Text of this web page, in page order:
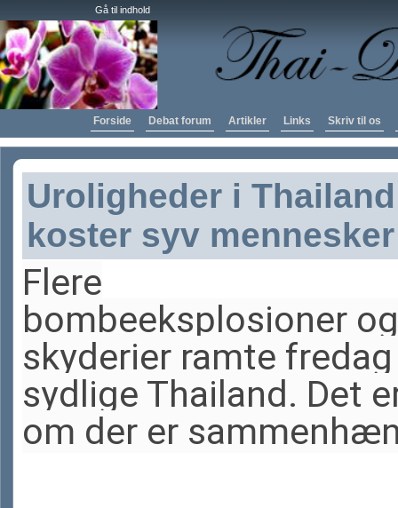
Gå til indhold
Forside Debat forum Artikler Links Skriv til os
Uroligheder i Thailand
koster syv
Flere
bombeeksplosioner og
skyderier ramte
sydlige Thailand. Det
om der er